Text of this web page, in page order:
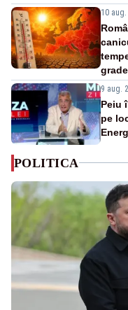
10 aug.
grade
9 aug.
Peiu
pe
POLITICA